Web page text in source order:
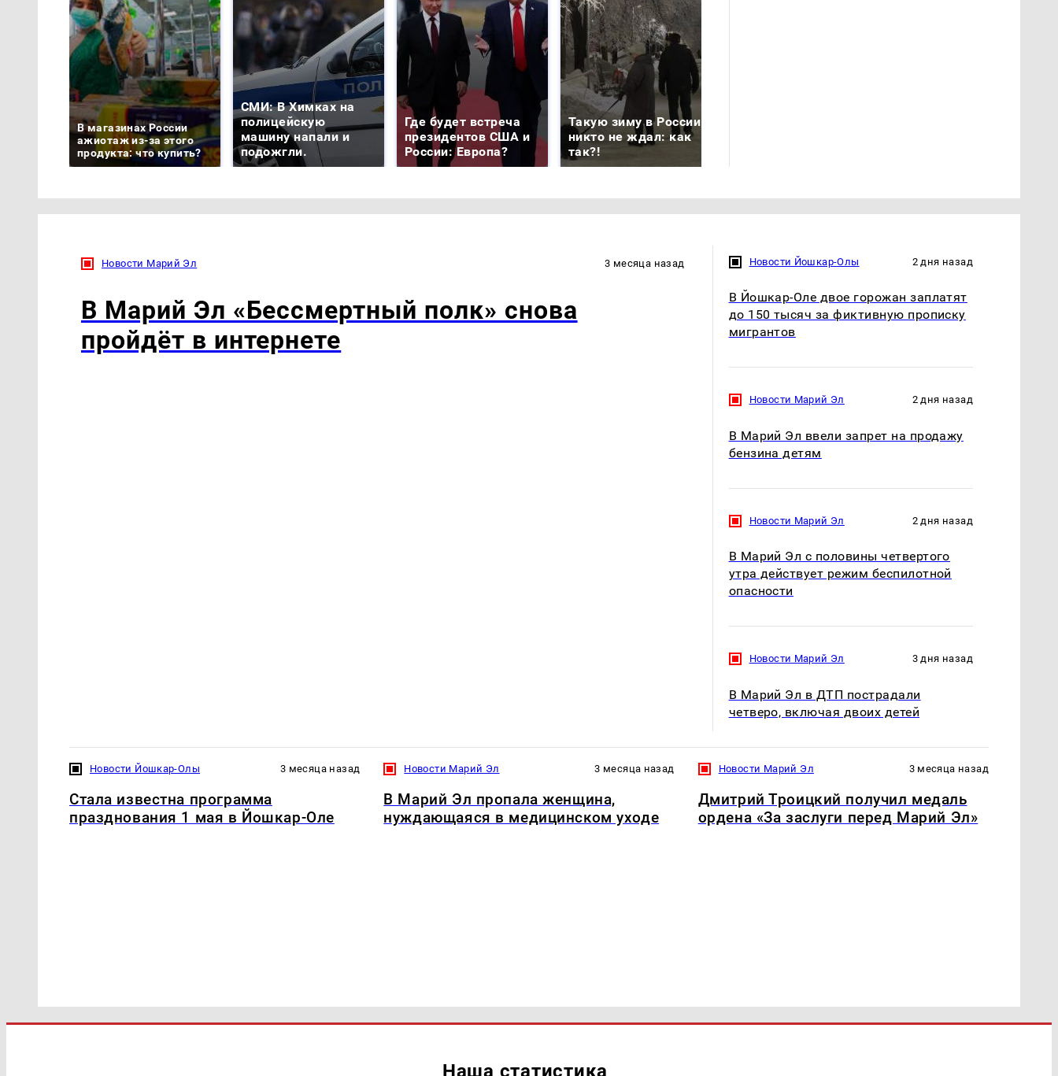
В магазинах России
ажиотаж из-за этого
продукта: что купить?
СМИ: В Химках на
полицейскую
машину напали и
подожгли.
Где будет встреча
президентов США и
России: Европа?
Такую зиму в России
никто не ждал: как
так?!
Новости Марий Эл 3 месяца назад
В Марий Эл «Бессмертный полк» снова
пройдёт в интернете
Новости Йошкар-Олы 2 дня назад
В Йошкар-Оле двое горожан заплатят
до 150 тысяч за фиктивную прописку
мигрантов
Новости Марий Эл 2 дня назад
В Марий Эл ввели запрет на продажу
бензина детям
Новости Марий Эл 2 дня назад
В Марий Эл с половины четвертого
утра действует режим беспилотной
опасности
Новости Марий Эл 3 дня назад
В Марий Эл в ДТП пострадали
четверо, включая двоих детей
Новости Йошкар-Олы 3 месяца назад
Стала известна программа
празднования 1 мая в Йошкар-Оле
Новости Марий Эл 3 месяца назад
В Марий Эл пропала женщина,
нуждающаяся в медицинском уходе
Новости Марий Эл 3 месяца назад
Дмитрий Троицкий получил медаль
ордена «За заслуги перед Марий Эл»
Наша статистика